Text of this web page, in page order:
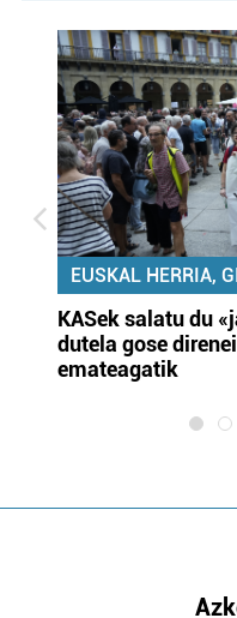
EUSKAL HERRIA,
KASek salatu du
dutela gose
emateagatik